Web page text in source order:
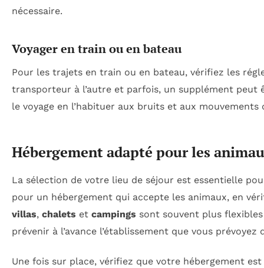
nécessaire.
Voyager en train ou en bateau
Pour les trajets en train ou en bateau, vérifiez les
transporteur à l’autre et parfois, un supplément peut
le voyage en l’habituer aux bruits et aux
Hébergement adapté pour les
La sélection de votre lieu de séjour est essentielle
pour un hébergement qui accepte les animaux, en
villas, chalets et campings sont souvent plus
prévenir à l’avance l’établissement que vous
Une fois sur place, vérifiez que votre hébergement est